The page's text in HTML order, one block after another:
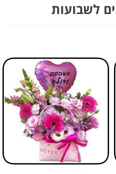
לשבועות